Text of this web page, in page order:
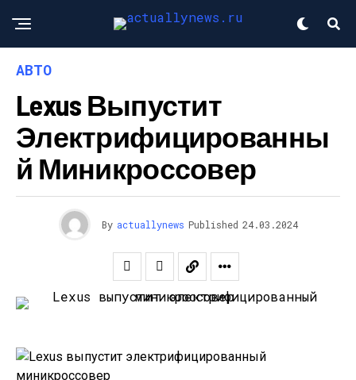
АВТО
Lexus Выпустит
Электрифицированны
Й Миникроссовер
By actuallynews Published 24.03.2024